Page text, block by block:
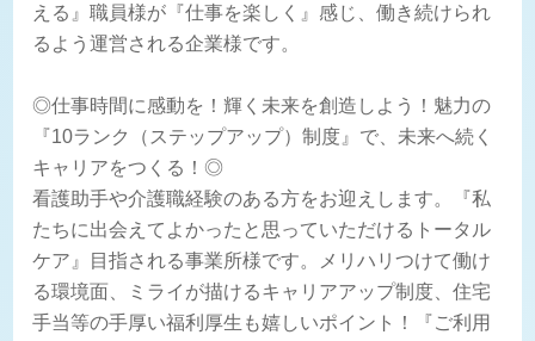
える』職員様が『仕事を楽しく』感じ、働き続けられ
るよう運営される企業様です。
◎仕事時間に感動を！輝く未来を創造しよう！魅力の
『10ランク（ステップアップ）制度』で、未来へ続く
キャリアをつくる！◎
看護助手や介護職経験のある方をお迎えします。『私
たちに出会えてよかったと思っていただけるトータル
ケア』目指される事業所様です。メリハリつけて働け
る環境面、ミライが描けるキャリアアップ制度、住宅
手当等の手厚い福利厚生も嬉しいポイント！『ご利用